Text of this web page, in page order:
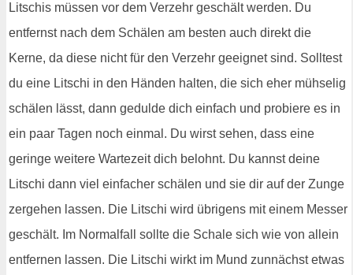
Litschis müssen vor dem Verzehr geschält werden. Du
entfernst nach dem Schälen am besten auch direkt die
Kerne, da diese nicht für den Verzehr geeignet sind. Solltest
du eine Litschi in den Händen halten, die sich eher mühselig
schälen lässt, dann gedulde dich einfach und probiere es in
ein paar Tagen noch einmal. Du wirst sehen, dass eine
geringe weitere Wartezeit dich belohnt. Du kannst deine
Litschi dann viel einfacher schälen und sie dir auf der Zunge
zergehen lassen. Die Litschi wird übrigens mit einem Messer
geschält. Im Normalfall sollte die Schale sich wie von allein
entfernen lassen. Die Litschi wirkt im Mund zunnächst etwas